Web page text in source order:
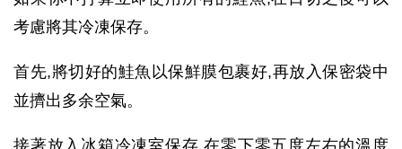
考慮將其冷凍保存。
首先,將切好的鮭魚以保鮮膜包裹好,再放入保密袋中
並擠出多余空氣。
接著放入冰箱冷凍室保存,在零下零五度左右的溫度